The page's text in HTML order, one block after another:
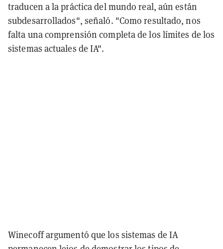
traducen a la práctica del mundo real, aún están
subdesarrollados", señaló. "Como resultado, nos
falta una comprensión completa de los límites de los
sistemas actuales de IA".
Winecoff argumentó que los sistemas de IA